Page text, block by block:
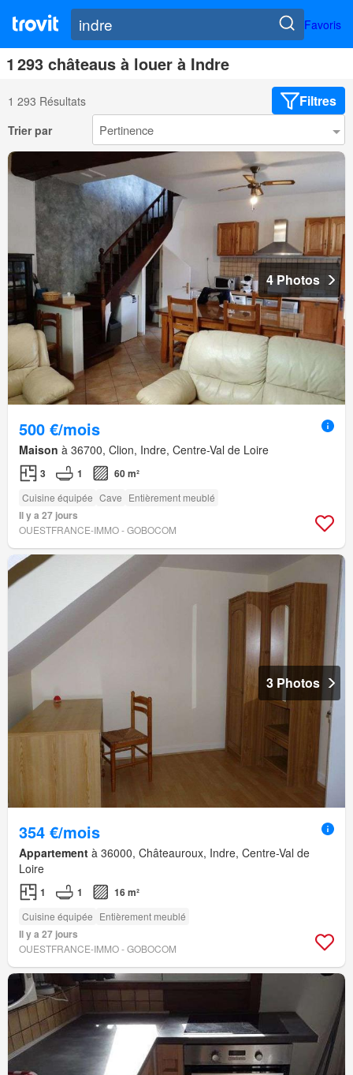
Favoris
1 293 châteaus à louer à Indre
1 293 Résultats Filtres
Trier par
4 Photos
500 €/mois
Maison à 36700, Clion, Indre, Centre-Val de Loire
3 1 60 m²
Cuisine équipée Cave Entièrement meublé
Il y a 27 jours
OUESTFRANCE-IMMO - GOBOCOM
3 Photos
354 €/mois
Appartement à 36000, Châteauroux, Indre, Centre-Val de
Loire
1 1 16 m²
Cuisine équipée Entièrement meublé
Il y a 27 jours
OUESTFRANCE-IMMO - GOBOCOM